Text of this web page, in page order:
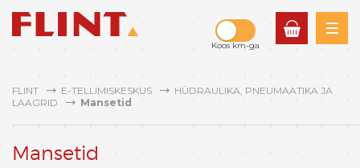
Koos km-ga
0tk
FLINT E-TELLIMISKESKUS
HÜDRAULIKA, PNEUMAATIKA JA
LAAGRID
Mansetid
Mansetid